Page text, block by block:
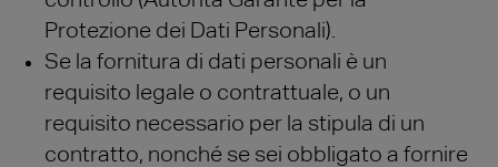
Protezione dei Dati Personali).
Se la fornitura di dati personali è un
requisito legale o contrattuale, o un
requisito necessario per la stipula di un
contratto, nonché se sei obbligato a fornire